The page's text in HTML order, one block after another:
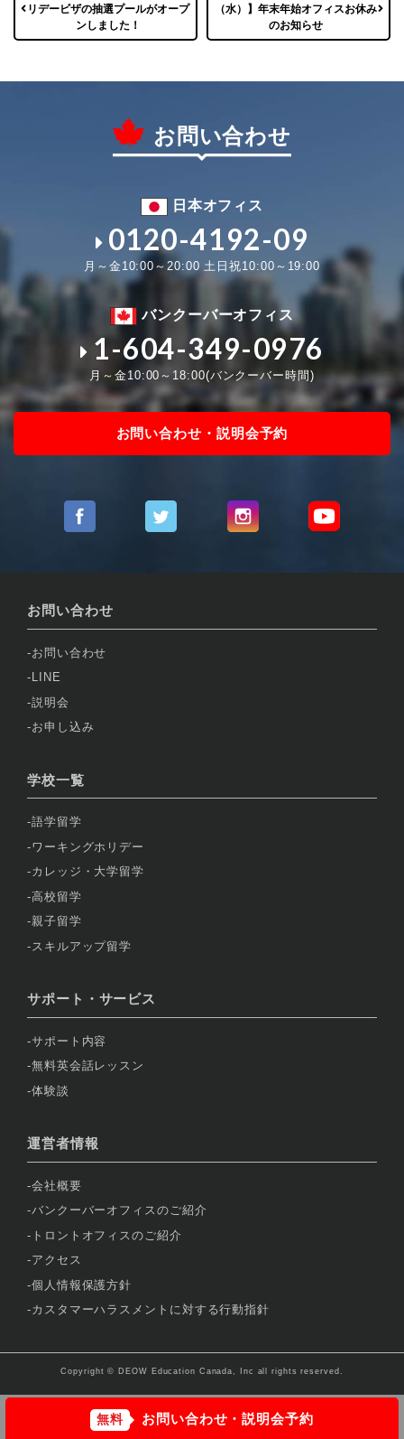
リデービザの抽選プールがオープ
ンしました！
（水）】年末年始オフィスお休み
のお知らせ
お問い合わせ
日本オフィス
0120-4192-09
月～金10:00～20:00 土日祝10:00～19:00
バンクーバーオフィス
1-604-349-0976
月～金10:00～18:00(バンクーバー時間)
お問い合わせ・説明会予約
お問い合わせ
お問い合わせ
LINE
説明会
お申し込み
学校一覧
語学留学
ワーキングホリデー
カレッジ・大学留学
高校留学
親子留学
スキルアップ留学
サポート・サービス
サポート内容
無料英会話レッスン
体験談
運営者情報
会社概要
バンクーバーオフィスのご紹介
トロントオフィスのご紹介
アクセス
個人情報保護方針
カスタマーハラスメントに対する行動指針
Copyright © DEOW Education Canada, Inc all rights reserved.
無料 お問い合わせ・説明会予約